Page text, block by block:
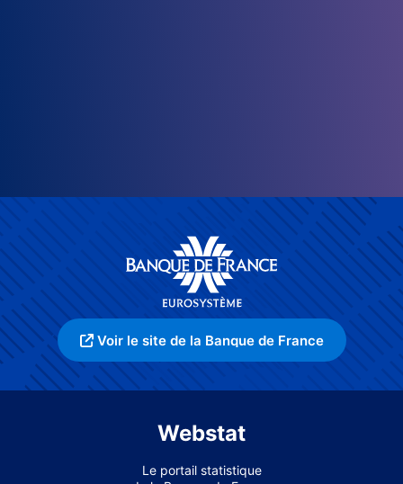
Voir le site de la Banque de France
Webstat
Le portail statistique